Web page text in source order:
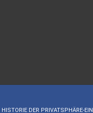
HISTORIE DER PRIVATSPHÄRE-